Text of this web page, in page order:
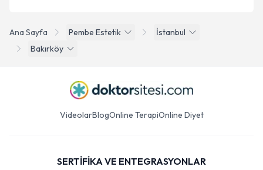
Ana Sayfa Pembe Estetik
İstanbul
Bakırköy
VideolarBlogOnline TerapiOnline Diyet
SERTİFİKA VE ENTEGRASYONLAR